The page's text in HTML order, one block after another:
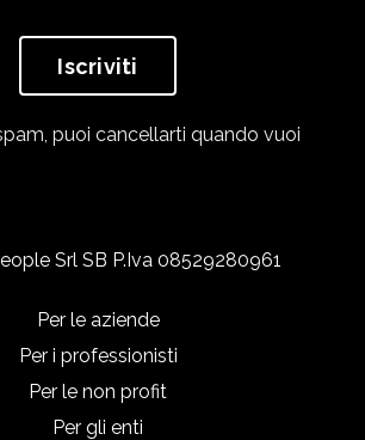
Iscriviti
puoi cancellarti quando vuoi
Srl SB P.Iva 08529280961
Per le aziende
Per i professionisti
Per le non profit
Per gli enti